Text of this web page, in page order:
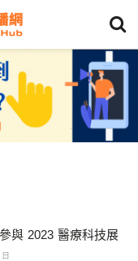
與 2023 醫療科技展